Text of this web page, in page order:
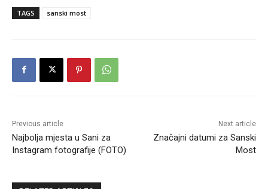
TAGS sanski most
Previous article
Najbolja mjesta u Sani za
Instagram fotografije (FOTO)
Next article
Značajni datumi za Sanski
Most